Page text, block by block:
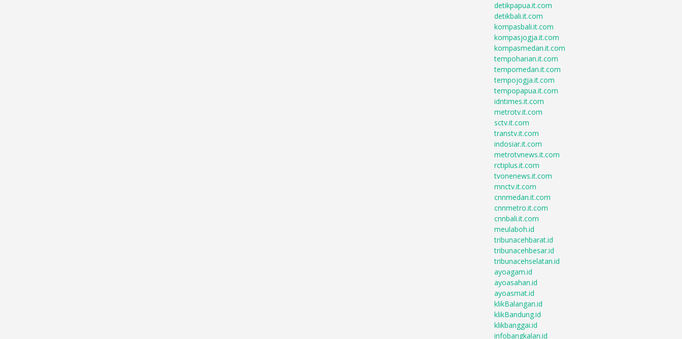
detikpapua.it.com
detikbali.it.com
kompasbali.it.com
kompasjogja.it.com
kompasmedan.it.com
tempoharian.it.com
tempomedan.it.com
tempojogja.it.com
tempopapua.it.com
idntimes.it.com
metrotv.it.com
sctv.it.com
transtv.it.com
indosiar.it.com
metrotvnews.it.com
rctiplus.it.com
tvonenews.it.com
mnctv.it.com
cnnmedan.it.com
cnnmetro.it.com
cnnbali.it.com
meulaboh.id
tribunacehbarat.id
tribunacehbesar.id
tribunacehselatan.id
ayoagam.id
ayoasahan.id
ayoasmat.id
klikBalangan.id
klikBandung.id
klikbanggai.id
infobangkalan.id